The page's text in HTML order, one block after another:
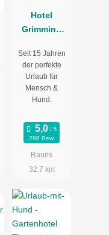
Hotel
Grimming
Friends
Seit 15 Jahren
der perfekte
Urlaub für
Mensch &
Hund.
298 Bew.
Rauris
32.7 km